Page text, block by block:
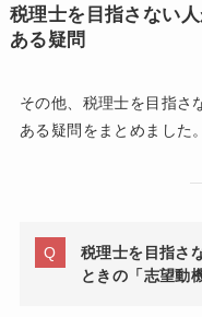
税理士を目指さない
ある疑問
その他、税理士を目指さ
ある疑問をまとめました。
税理士を目指さ
ときの「志望動